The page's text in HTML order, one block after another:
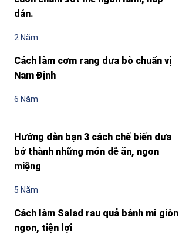
dẫn.
2 Năm
Cách làm cơm rang dưa bò chuẩn vị
Nam Định
6 Năm
Hướng dẫn bạn 3 cách chế biến dưa
bở thành những món dễ ăn, ngon
miệng
5 Năm
Cách làm Salad rau quả bánh mì giòn
ngon, tiện lợi